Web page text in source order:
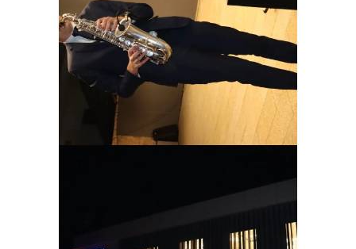
Ampliar